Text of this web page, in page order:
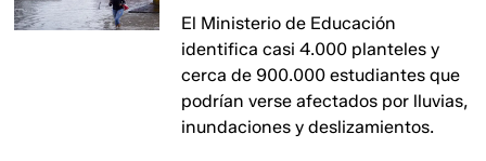
El Ministerio de Educación
identifica casi 4.000 planteles y
cerca de 900.000 estudiantes que
podrían verse afectados por lluvias,
inundaciones y deslizamientos.